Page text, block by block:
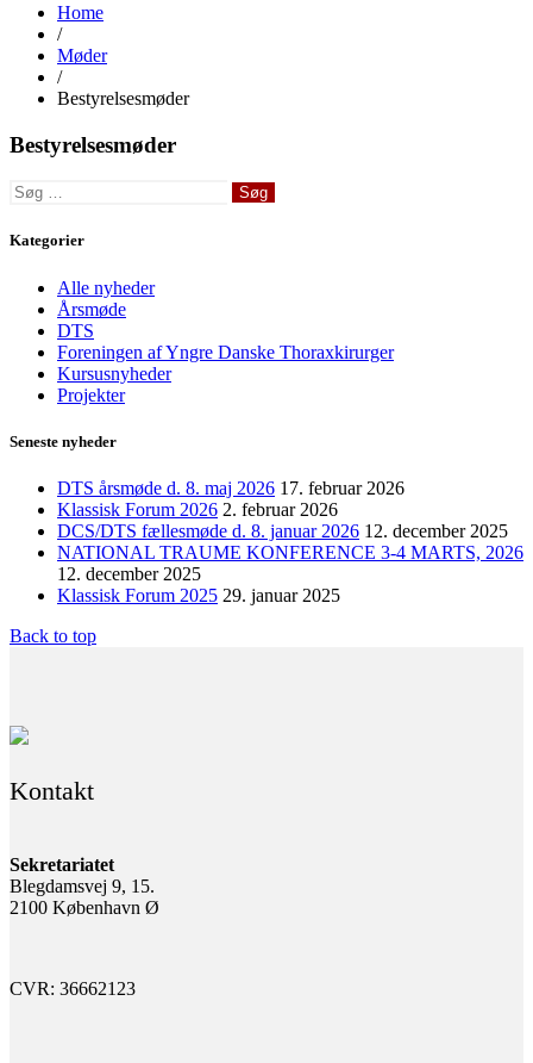
Home
/
Møder
/
Bestyrelsesmøder
Bestyrelsesmøder
Søg
Kategorier
Alle nyheder
Årsmøde
DTS
Foreningen af Yngre Danske Thoraxkirurger
Kursusnyheder
Projekter
Seneste nyheder
DTS årsmøde d. 8. maj 2026 17. februar 2026
Klassisk Forum 2026 2. februar 2026
DCS/DTS fællesmøde d. 8. januar 2026 12. december 2025
NATIONAL TRAUME KONFERENCE 3-4 MARTS, 2026
12. december 2025
Klassisk Forum 2025 29. januar 2025
Back to top
Kontakt
Sekretariatet
Blegdamsvej 9, 15.
2100 København Ø
CVR: 36662123